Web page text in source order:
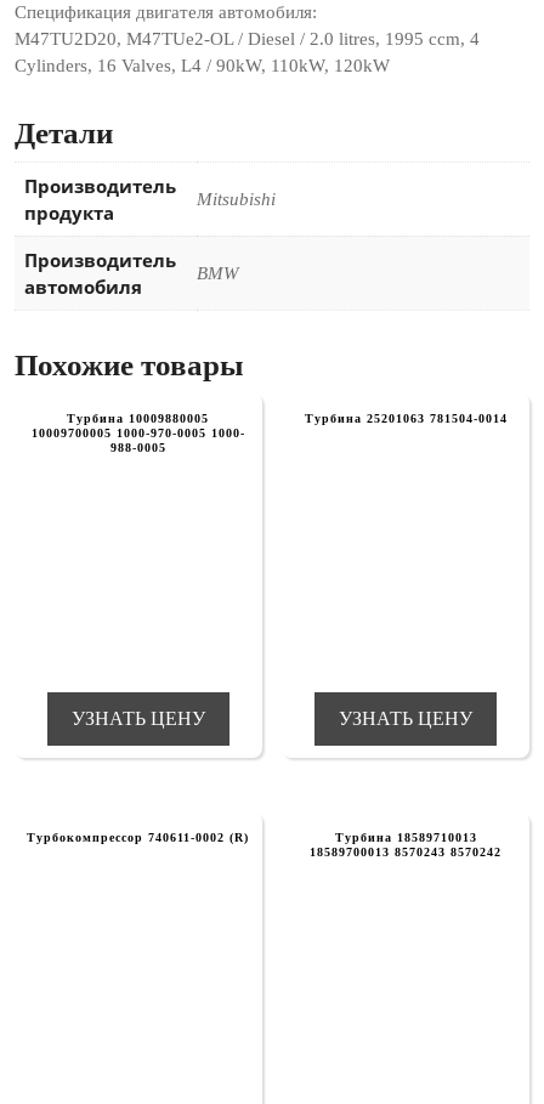
Спецификация двигателя автомобиля:
M47TU2D20, M47TUe2-OL / Diesel / 2.0 litres, 1995 ccm, 4
Cylinders, 16 Valves, L4 / 90kW, 110kW, 120kW
Детали
Производитель
продукта
Mitsubishi
Производитель
автомобиля
BMW
Похожие товары
Турбина 10009880005
10009700005 1000-970-0005 1000-
988-0005
УЗНАТЬ ЦЕНУ
Турбина 25201063 781504-0014
УЗНАТЬ ЦЕНУ
Турбокомпрессор 740611-0002 (R)
Турбина 18589710013
18589700013 8570243 8570242